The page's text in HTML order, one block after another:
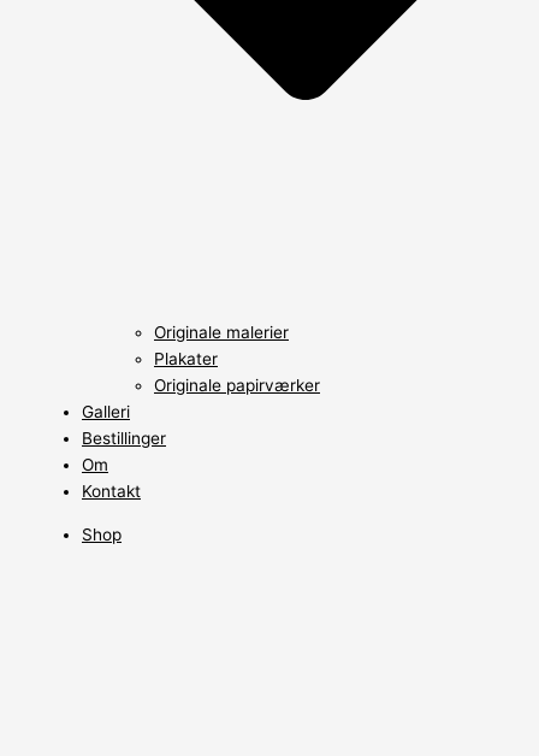
Originale malerier
Plakater
Originale papirværker
Galleri
Bestillinger
Om
Kontakt
Shop